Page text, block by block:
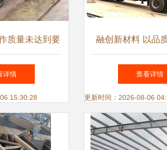
质量未达到要
与深入分析
详情
15:30:28
融创新材料 以品
打造大国工程与
查看详情
更新时间：2026-08-06